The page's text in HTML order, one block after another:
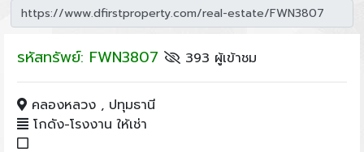
รหัสทรัพย์: FWN3807 393 ผู้เข้าชม
คลองหลวง , ปทุมธานี
โกดัง-โรงงาน ให้เช่า